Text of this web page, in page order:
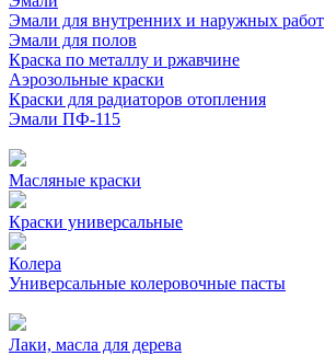
Эмали для внутренних и наружных работ
Эмали для полов
Краска по металлу и ржавчине
Аэрозольные краски
Краски для радиаторов отопления
Эмали ПФ-115
Масляные краски
Краски универсальные
Колера
Универсальные колеровочные пасты
Лаки, масла для дерева